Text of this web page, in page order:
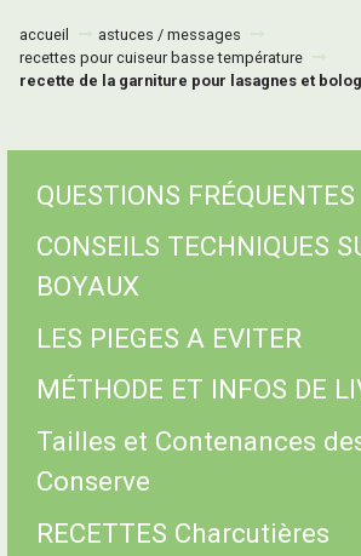
accueil
astuces / messages
recettes pour cuiseur basse température
recette de la garniture pour lasagnes et
QUESTIONS FRÉQUENTES
CONSEILS TECHNIQUES
BOYAUX
LES PIEGES A EVITER
MÉTHODE ET INFOS DE
Tailles et Contenances
Conserve
RECETTES Charcutières